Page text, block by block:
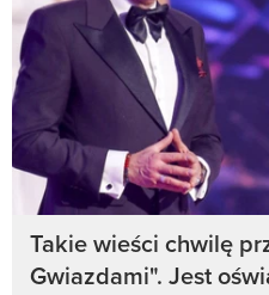
Takie wieści chwilę
Gwiazdami". Jest